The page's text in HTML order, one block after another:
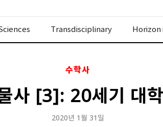
Transdisciplinary Horizon
수학사
사 [3]: 20세기 대
2020년 1월 31일
로그인 상태 유지 비밀번호 찾기 회원가입
가입 시 사용하신 이메일 주소를 입력하시면
비밀번호 재설정 방법을 이메일로 안내해 드립니
보내기
회원 가입을 통해 더 많은 정보를 받아보세요.
이메일 인증
입력하신 이메일 주소
로
STEP STEP
입하신 이메일 주소로 로그인 후 서비스를 이용해주세요.
회원 가입을 통해 더 많은 정보를 받아보세요.
이메일 인증
등록하실 이메일 주소를 입력해 주세요.